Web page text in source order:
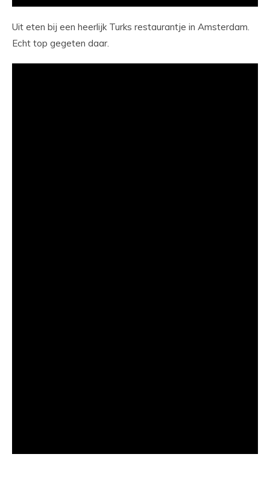
Uit eten bij een heerlijk Turks restaurantje in Amsterdam.
Echt top gegeten daar.